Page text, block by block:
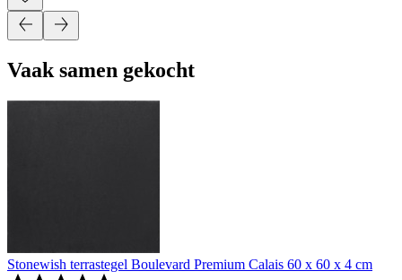
Vaak samen gekocht
Stonewish terrastegel Boulevard Premium Calais 60 x 60 x 4 cm